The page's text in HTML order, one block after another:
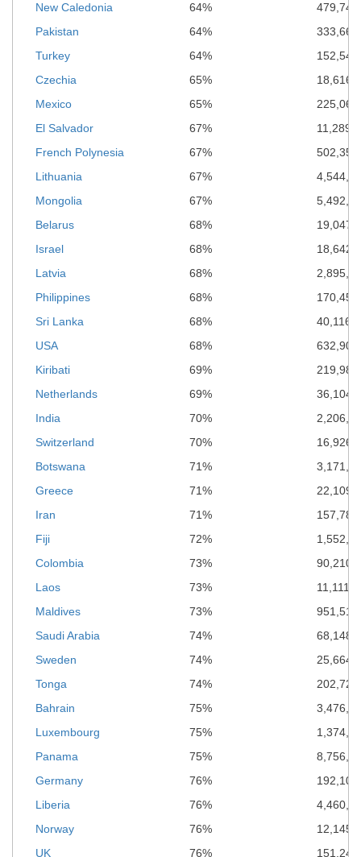
New Caledonia
64%
479,745
Pakistan
64%
Turkey
64%
Czechia
65%
Mexico
65%
El Salvador
67%
French Polynesia
67%
Lithuania
67%
Mongolia
67%
Belarus
68%
Israel
68%
Latvia
68%
Philippines
68%
Sri Lanka
68%
USA
68%
Kiribati
69%
219,980
Netherlands
69%
India
70%
Switzerland
70%
Botswana
71%
Greece
71%
Iran
71%
Fiji
72%
Colombia
73%
Laos
73%
Maldives
73%
951,511*
Saudi Arabia
74%
Sweden
74%
Tonga
74%
202,720
Bahrain
75%
Luxembourg
75%
Panama
75%
Germany
76%
Liberia
76%
Norway
76%
UK
76%